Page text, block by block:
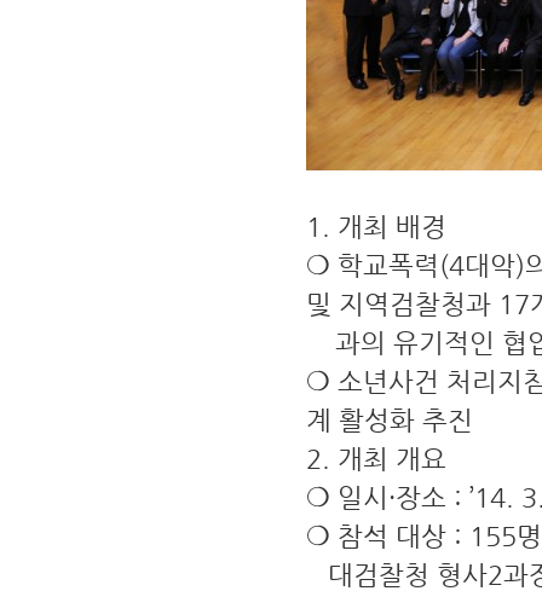
1. 개최 배경
❍ 학교폭력(4대악)
및 지역검찰청과 17
과의 유기적인 협
❍ 소년사건 처리지
계 활성화 추진
2. 개최 개요
❍ 일시·장소 : ’14.
❍ 참석 대상 : 155명
대검찰청 형사2과